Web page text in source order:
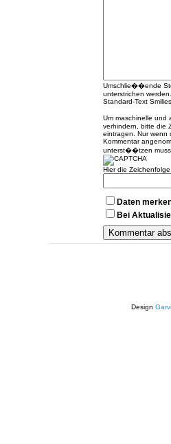
Umschlie��ende
unterstrichen werden.
Standard-Text
Um maschinelle
verhindern, bitte die
eintragen. Nur wenn
Kommentar
unterst��tzen muss
Hier die
Daten
Bei
Design